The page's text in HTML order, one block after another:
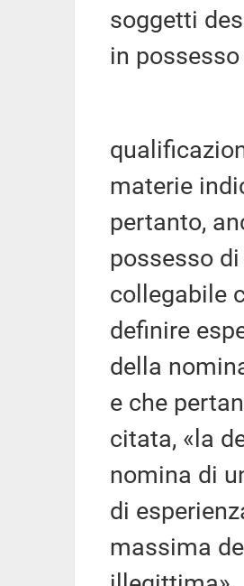
soggetti
in
materie
pertanto,
possesso
collegabile
definire
della
e che
citata, «la
nomina di
di
massima